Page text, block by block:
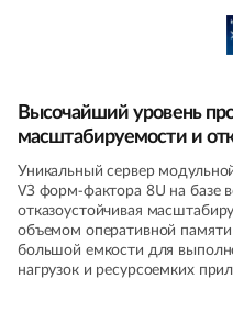
3
—
е
Высочайший уровень
масштабируемости и
Уникальный сервер
V3 форм-фактора 8U на базе
отказоустойчивая
объемом оперативной
большой емкости для
нагрузок и ресурсоемких